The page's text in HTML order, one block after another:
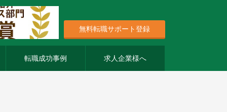
無料転職サポート登録
転職成功事例 求人企業様へ